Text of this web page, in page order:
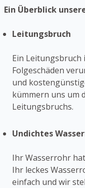
Ein Überblick
Leitungsbruch
Ein Leitungsbruch
Folgeschäden
und
kümmern uns um
Leitungsbruchs.
Undichtes
Ihr Wasserrohr
Ihr leckes
einfach und wir